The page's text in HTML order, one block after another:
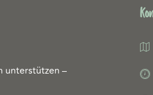
unterstützen –